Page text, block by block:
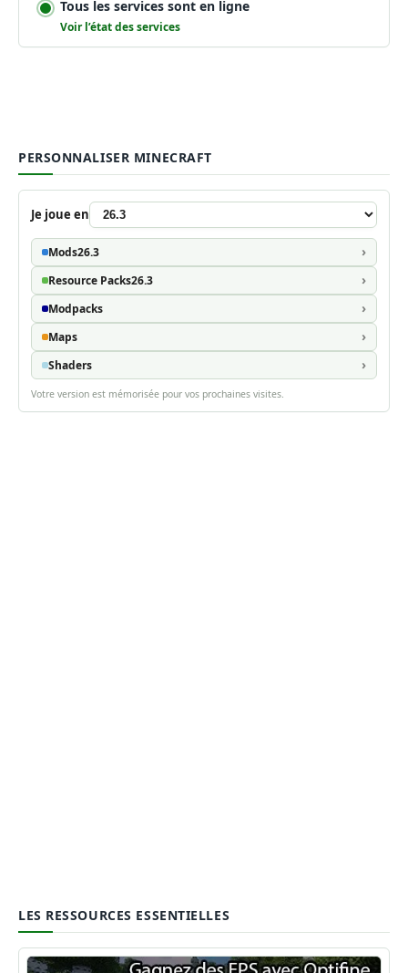
Tous les services sont en ligne
Voir l’état des services
PERSONNALISER MINECRAFT
Je joue en
Mods26.3
Resource Packs26.3
Modpacks
Maps
Shaders
Votre version est mémorisée pour vos prochaines visites.
LES RESSOURCES ESSENTIELLES